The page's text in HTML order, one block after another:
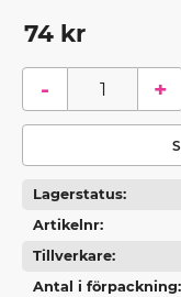
74 kr
+
-
Lagerstatus
Artikelnr
Tillverkare
Antal i förpackning